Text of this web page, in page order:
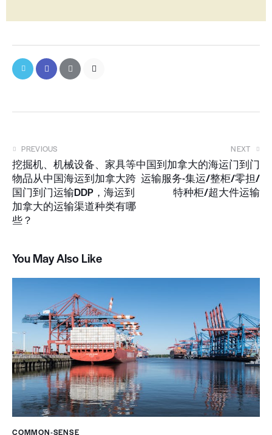
PREVIOUS
挖掘机、机械设备、家具等
物品从中国海运到加拿大跨
国门到门运输DDP，海运到
加拿大的运输渠道种类有哪
些？
NEXT
中国到加拿大的海运门到门
运输服务-集运/整柜/零担/
特种柜/超大件运输
You May Also Like
COMMON-SENSE